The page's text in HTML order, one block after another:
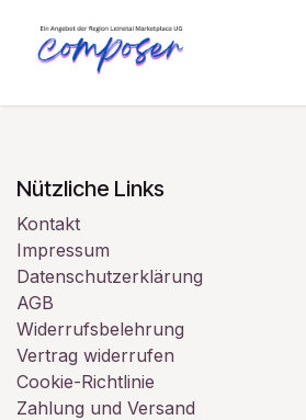
Nützliche Links
Kontakt
Impressum
Datenschutzerklärung
AGB
Widerrufsbelehrung
Vertrag widerrufen
Cookie-Richtlinie
Zahlung und Versand